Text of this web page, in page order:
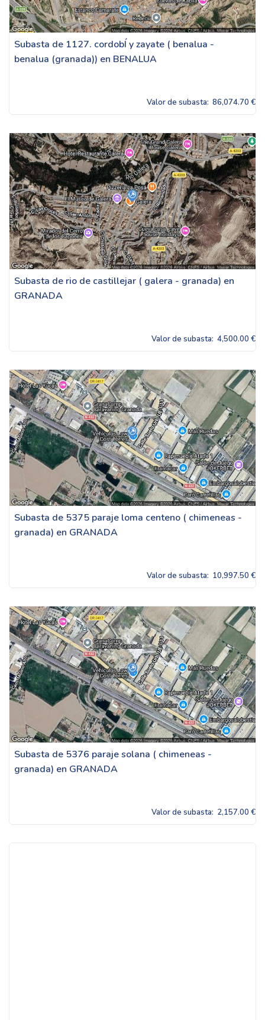
Subasta de 1127. cordobÍ y zayate ( benalua -
benalua (granada)) en BENALUA
Valor de subasta: 86,074.70 €
Subasta de rio de castillejar ( galera - granada) en
GRANADA
Valor de subasta: 4,500.00 €
Subasta de 5375 paraje loma centeno ( chimeneas -
granada) en GRANADA
Valor de subasta: 10,997.50 €
Subasta de 5376 paraje solana ( chimeneas -
granada) en GRANADA
Valor de subasta: 2,157.00 €